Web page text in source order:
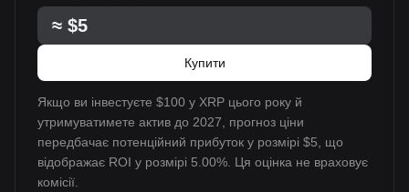
≈ $5
Купити
Якщо ви інвестуєте $100 у XRP цього року й
утримуватимете актив до 2027, прогноз ціни
передбачає потенційний прибуток у розмірі $5, що
відображає ROI у розмірі 5.00%. Ця оцінка не враховує
комісії.